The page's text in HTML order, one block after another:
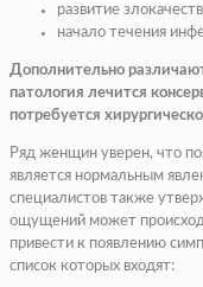
развитие
начало течения
Дополнительно
патология лечится
потребуется
Ряд женщин уверен, что
является нормальным
специалистов также
ощущений может
привести к появлению
список которых входят: